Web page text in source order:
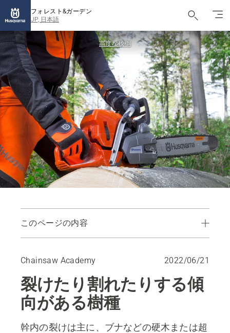
フォレスト&ガーデン
JP, 日本語
高度な伐倒
このページの内容
根張り部分とオノメ
受け口内の突っ込み切り
Chainsaw Academy 2022/06/21
裂けたり割れたりする傾
向がある樹種
幹内の裂けは主に、ブナなどの硬木または超